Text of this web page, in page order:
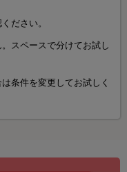
ださい。
スペースで分けてお試し
条件を変更してお試しく